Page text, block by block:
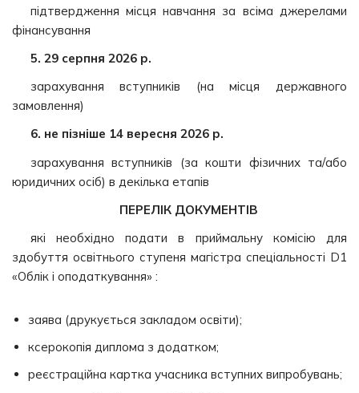
підтвердження місця навчання за всіма джерелами
фінансування
5. 29 серпня 2026 р.
зарахування вступників (на місця державного
замовлення)
6. не пізніше 14 вересня 2026 р.
зарахування вступників (за кошти фізичних та/або
юридичних осіб) в декілька етапів
ПЕРЕЛІК ДОКУМЕНТІВ
які необхідно подати в приймальну комісію для
здобуття освітнього ступеня магістра спеціальності D1
«Облік і оподаткування» :
заява (друкується закладом освіти);
ксерокопія диплома з додатком;
реєстраційна картка учасника вступних випробувань;